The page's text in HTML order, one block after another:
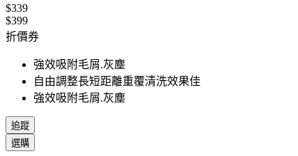
$339
$399
折價券
強效吸附毛屑.灰塵
自由調整長短距離重覆清洗效果佳
強效吸附毛屑.灰塵
追蹤
選購